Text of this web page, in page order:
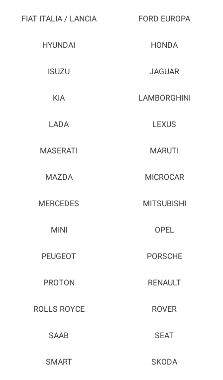
FIAT ITALIA / LANCIA FORD EUROPA
HYUNDAI HONDA
ISUZU JAGUAR
KIA LAMBORGHINI
LADA LEXUS
MASERATI MARUTI
MAZDA MICROCAR
MERCEDES MITSUBISHI
MINI OPEL
PEUGEOT PORSCHE
PROTON RENAULT
ROLLS ROYCE ROVER
SAAB SEAT
SMART SKODA